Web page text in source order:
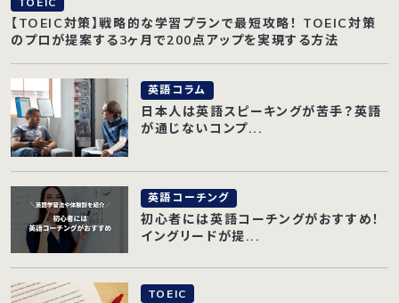
【TOEIC対策】戦略的な学習プランで最短攻略！ TOEIC対策
のプロが提案する3ヶ月で200点アップを実現する方法
英語コラム
日本人は英語スピーキングが苦手？英語
が通じないコンプ...
英語コーチング
初心者には英語コーチングがおすすめ！
イングリードが提...
TOEIC